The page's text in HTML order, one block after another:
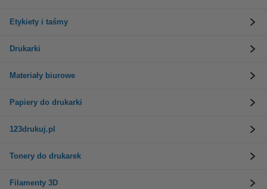
Etykiety i taśmy
Drukarki
Materiały biurowe
Papiery do drukarki
123drukuj.pl
Tonery do drukarek
Filamenty 3D